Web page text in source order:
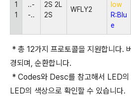
1
1
..-
-..
2S 2L
2S
WFLY2
low
R:Blu
e
* 총 12가지 프로토콜을 지원합니다.
경되며, 순환합니다.
* Codes와 Desc를 참고해서 LED의
LED의 색상으로 확인할 수 있습니다.